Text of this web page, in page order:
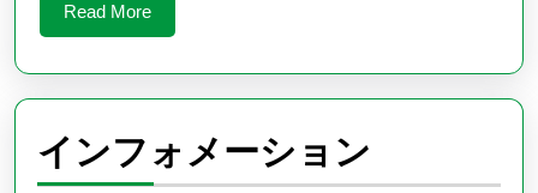
し
く
お
願
い
Read MoreRead
More
インフォメーション